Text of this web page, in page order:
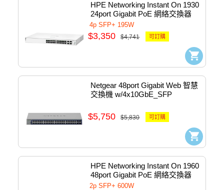
HPE Networking Instant On 1930
24port Gigabit PoE 網絡交換器
#JL683B
4p SFP+ 195W
$3,350 $4,741 可訂購
Netgear 48port Gigabit Web 智慧
交換機 w/4x10GbE_SFP
$5,750 $5,830 可訂購
HPE Networking Instant On 1960
48port Gigabit PoE 網絡交換器
#JL809A
2p SFP+ 600W